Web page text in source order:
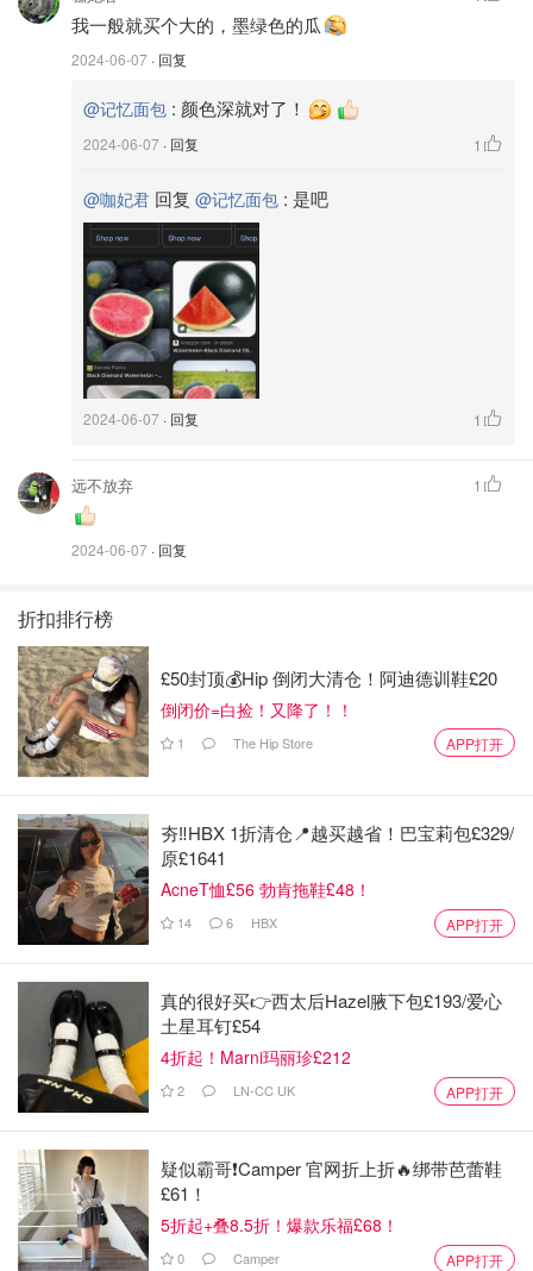
❹瓜的肚脐眼儿
肚脐眼儿要选小的
如果肚脐大的，瓜皮会很厚的
我一般就买个大的，墨绿色的瓜
2024-06-07 · 回复
@记忆面包 : 颜色深就对了！
2024-06-07 · 回复 1
@咖妃君 回复 @记忆面包 : 是吧
2024-06-07 · 回复 1
远不放弃
2024-06-07 · 回复
1
折扣排行榜
£50封顶💰Hip 倒闭大清仓！阿迪德训鞋£20
倒闭价=白捡！又降了！！
1 The Hip Store APP打开
夯‼️HBX 1折清仓📍越买越省！巴宝莉包£329/
原£1641
AcneT恤£56 勃肯拖鞋£48！
14 6 HBX APP打开
真的很好买👉西太后Hazel腋下包£193/爱心
土星耳钉£54
4折起！Marni玛丽珍£212
2 LN-CC UK APP打开
疑似霸哥❗️Camper 官网折上折🔥绑带芭蕾鞋
£61！
5折起+叠8.5折！爆款乐福£68！
0 Camper APP打开